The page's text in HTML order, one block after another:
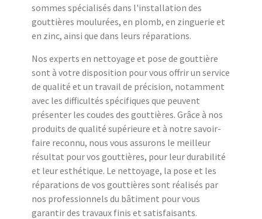
sommes spécialisés dans l'installation des
gouttières moulurées, en plomb, en zinguerie et
en zinc, ainsi que dans leurs réparations.
Nos experts en nettoyage et pose de gouttière
sont à votre disposition pour vous offrir un service
de qualité et un travail de précision, notamment
avec les difficultés spécifiques que peuvent
présenter les coudes des gouttières. Grâce à nos
produits de qualité supérieure et à notre savoir-
faire reconnu, nous vous assurons le meilleur
résultat pour vos gouttières, pour leur durabilité
et leur esthétique. Le nettoyage, la pose et les
réparations de vos gouttières sont réalisés par
nos professionnels du bâtiment pour vous
garantir des travaux finis et satisfaisants.